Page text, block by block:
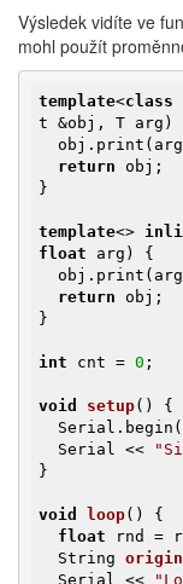
Výsledek vidíte ve
mohl použít
template<class
t &obj, T arg)
return obj;
}
template<>
float arg) {
return obj;
}
int cnt = 0 ;
void setup()
{
  Serial.begin(
  Serial <<
}
void loop()
{
float rnd =
String
  Serial <<